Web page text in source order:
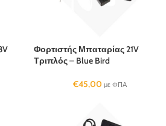
Φορτιστής Μπαταρίας 21V
Τριπλός – Blue Bird
€45,00 με ΦΠΑ